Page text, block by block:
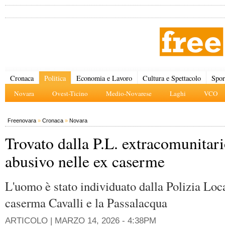
Cronaca Politica
Novara Ovest-Ticino Medio-Novarese Laghi VCO
Economia e Lavoro Cultura e Spettacolo
Freenovara » Cronaca » Novara
Trovato dalla P.L.
abusivo nelle ex caserme
L'uomo è stato individuato dalla Polizia
caserma Cavalli e la Passalacqua
ARTICOLO | MARZO 14, 2026 - 4:38PM